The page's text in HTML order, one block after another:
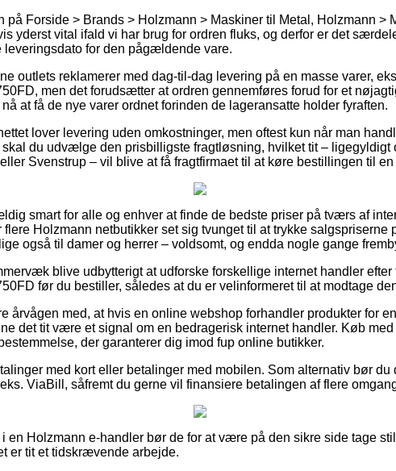
på Forside > Brands > Holzmann > Maskiner til Metal, Holzmann >
yderst vital ifald vi har brug for ordren fluks, og derfor er det
leveringsdato for den pågældende vare.
outlets reklamerer med dag-til-dag levering på en masse varer,
men det forudsætter at ordren gennemføres forud for et
at få de nye varer ordnet forinden de lageransatte holder fyraften.
lover levering uden omkostninger, men oftest kun når man
du udvælge den prisbilligste fragtløsning, hvilket tit – ligegyldigt
Svenstrup – vil blive at få fragtfirmaet til at køre bestillingen til
smart for alle og enhver at finde de bedste priser på tværs af
flere Holzmann netbutikker set sig tvunget til at trykke salgspriserne
også til damer og herrer – voldsomt, og endda nogle gange
blive udbytterigt at udforske forskellige internet handler
før du bestiller, således at du er velinformeret til at modtage
årvågen med, at hvis en online webshop forhandler produkter for
det tit være et signal om en bedragerisk internet handler. Køb med
der garanterer dig imod fup online butikker.
med kort eller betalinger med mobilen. Som alternativ bør du
ViaBill, såfremt du gerne vil finansiere betalingen af flere
i en Holzmann e-handler bør de for at være på den sikre side tage
er tit et tidskrævende arbejde.